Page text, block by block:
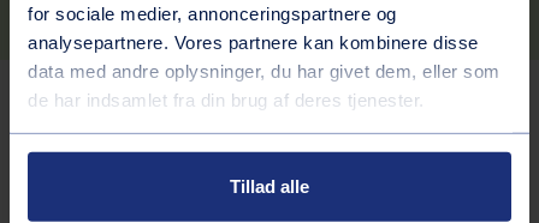
for sociale medier, annonceringspartnere og
analysepartnere. Vores partnere kan kombinere disse
data med andre oplysninger, du har givet dem, eller som
de har indsamlet fra din brug af deres tjenester.
Tillad alle
Tjenester på stationen